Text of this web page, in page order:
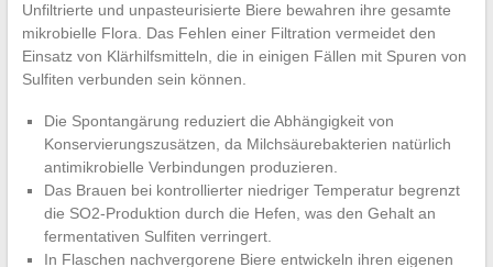
Unfiltrierte und unpasteurisierte Biere bewahren ihre gesamte
mikrobielle Flora. Das Fehlen einer Filtration vermeidet den
Einsatz von Klärhilfsmitteln, die in einigen Fällen mit Spuren von
Sulfiten verbunden sein können.
Die Spontangärung reduziert die Abhängigkeit von
Konservierungszusätzen, da Milchsäurebakterien natürlich
antimikrobielle Verbindungen produzieren.
Das Brauen bei kontrollierter niedriger Temperatur begrenzt
die SO2-Produktion durch die Hefen, was den Gehalt an
fermentativen Sulfiten verringert.
In Flaschen nachvergorene Biere entwickeln ihren eigenen